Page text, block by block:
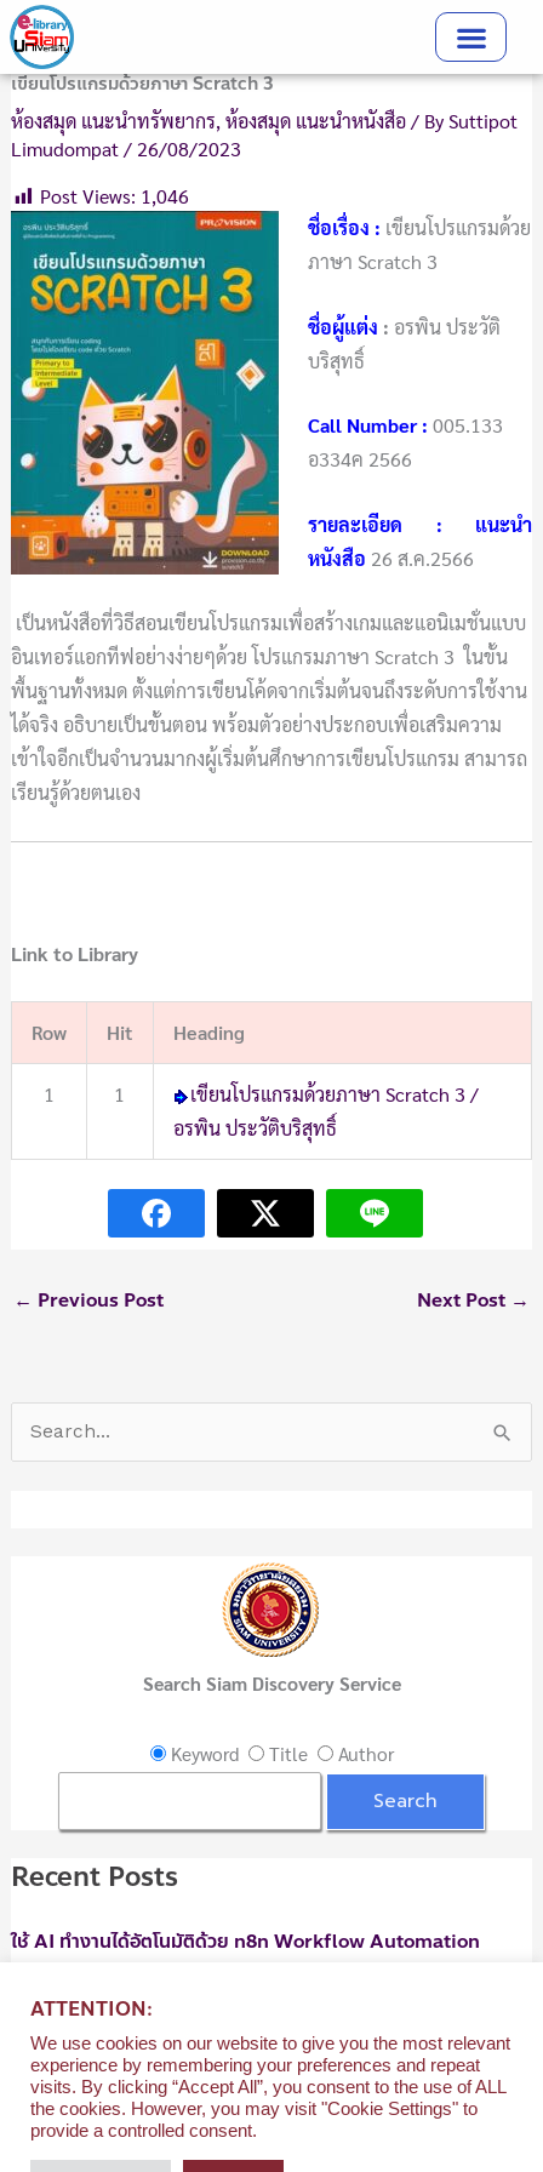
Skip
to
content
เขียนโปรแกรมด้วยภาษา Scratch 3
ห้องสมุด แนะนำทรัพยากร, ห้องสมุด แนะนำหนังสือ/ BySuttipot
Limudompat/ 26/08/2023
Post Views: 1,046
ชื่อเรื่อง : เขียนโปรแกรมด้วย
ภาษา Scratch 3
ชื่อผู้แต่ง : อรพิน ประวัติ
บริสุทธิ์
Call Number: 005.133
อ334ค 2566
รายละเอียด : แนะนำ
หนังสือ 26 ส.ค.2566
เป็นหนังสือที่วิธีสอนเขียนโปรแกรมเพื่อสร้างเกมและแอนิเมชั่นแบบ
อินเทอร์แอกทีฟอย่างง่ายๆด้วย โปรแกรมภาษา Scratch 3 ในขั้น
พื้นฐานทั้งหมด ตั้งแต่การเขียนโค้ดจากเริ่มต้นจนถึงระดับการใช้งาน
ได้จริง อธิบายเป็นขั้นตอน พร้อมตัวอย่างประกอบเพื่อเสริมความ
เข้าใจอีกเป็นจำนวนมากงผู้เริ่มต้นศึกษาการเขียนโปรแกรม สามารถ
เรียนรู้ด้วยตนเอง
Link to Library
Row Hit Heading
1 1
เขียนโปรแกรมด้วยภาษา Scratch 3 /
อรพิน ประวัติบริสุทธิ์
← Previous Post Next Post →
e
Search Siam Discovery Service
Keyword Title Author
Recent Posts
ใช้ AI ทำงานได้อัตโนมัติด้วย n8n Workflow Automation
ใช้ AI ทำงานได้อัตโนมัติด้วย n8n Workflow Automation
06/08/2026
การวินิจฉัยและการจัดการรักษาเนื้องอกและมะเร็งช่องปาก
05/08/2026
ATTENTION:
We use cookies on our website to give you the most relevant
experience by remembering your preferences and repeat
visits. By clicking “Accept All”, you consent to the use of ALL
the cookies. However, you may visit "Cookie Settings" to
provide a controlled consent.